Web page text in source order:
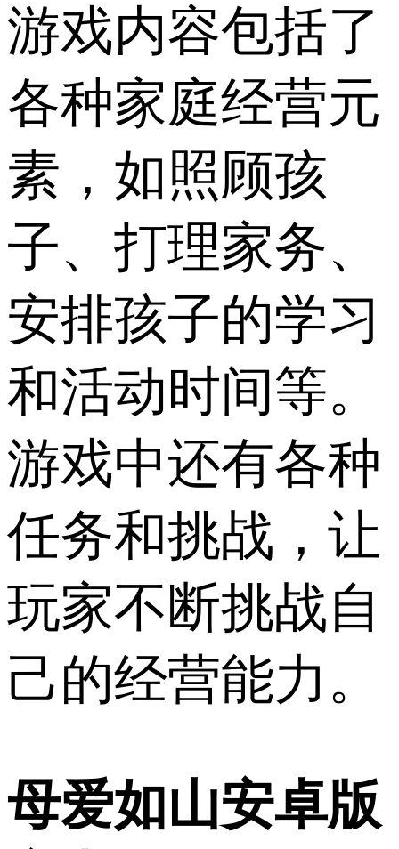
游戏内容包括了
各种家庭经营元
素，如照顾孩
子、打理家务、
安排孩子的学习
和活动时间等。
游戏中还有各种
任务和挑战，让
玩家不断挑战自
己的经营能力。
母爱如山安卓版